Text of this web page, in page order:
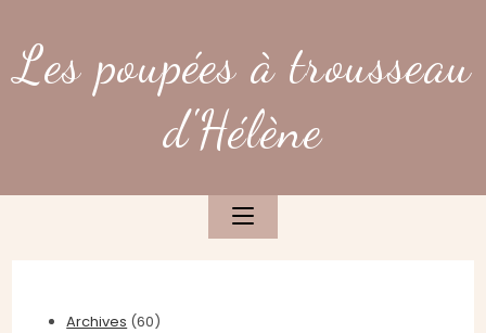
content
Les poupées à trousseau
d'Hélène
Archives (60)